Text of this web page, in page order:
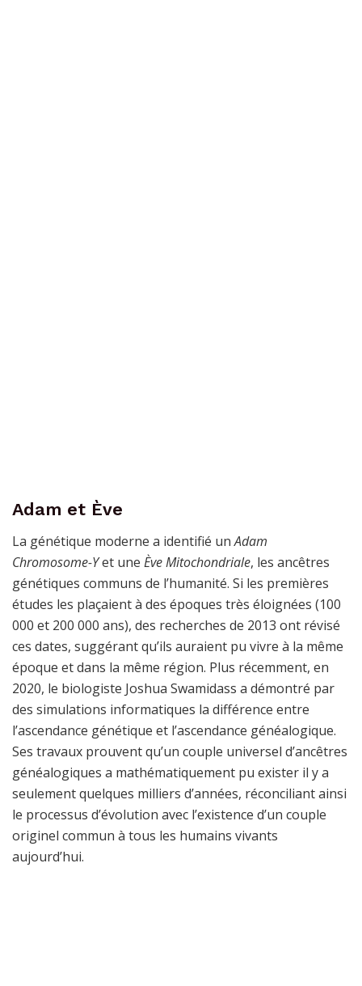
Adam et Ève
La génétique moderne a identifié unAdam
Chromosome-Yet une Ève Mitochondriale, les ancêtres
génétiques communs de l’humanité. Si les premières
études les plaçaient à des époques très éloignées (100
000 et 200 000 ans), des recherches de 2013 ont révisé
ces dates, suggérant qu’ils auraient pu vivre à la même
époque et dans la même région. Plus récemment, en
2020, le biologiste Joshua Swamidass a démontré par
des simulations informatiques la différence entre
l’ascendance génétique et l’ascendance généalogique.
Ses travaux prouvent qu’un couple universel d’ancêtres
généalogiques a mathématiquement pu exister il y a
seulement quelques milliers d’années, réconciliant ainsi
le processus d’évolution avec l’existence d’un couple
originel commun à tous les humains vivants
aujourd’hui.